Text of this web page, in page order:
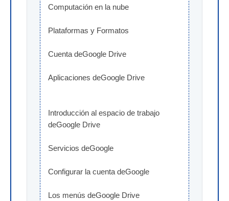
Computación en la nube
Plataformas y Formatos
Cuenta deGoogle Drive
Aplicaciones deGoogle Drive
Introducción al espacio de trabajo
deGoogle Drive
Servicios deGoogle
Configurar la cuenta deGoogle
Los menús deGoogle Drive